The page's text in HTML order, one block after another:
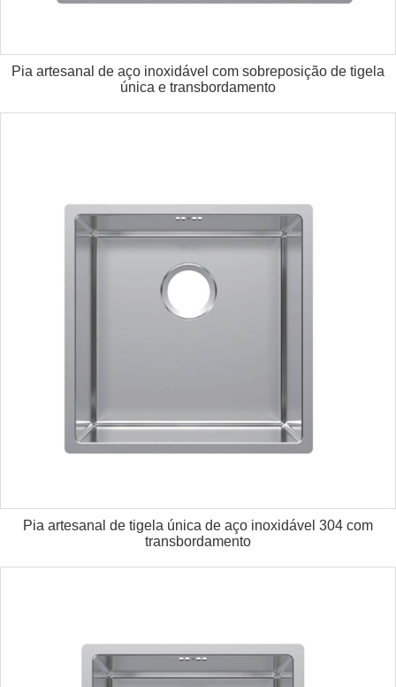
Pia artesanal de aço inoxidável com sobreposição de tigela
única e transbordamento
Pia artesanal de tigela única de aço inoxidável 304 com
transbordamento